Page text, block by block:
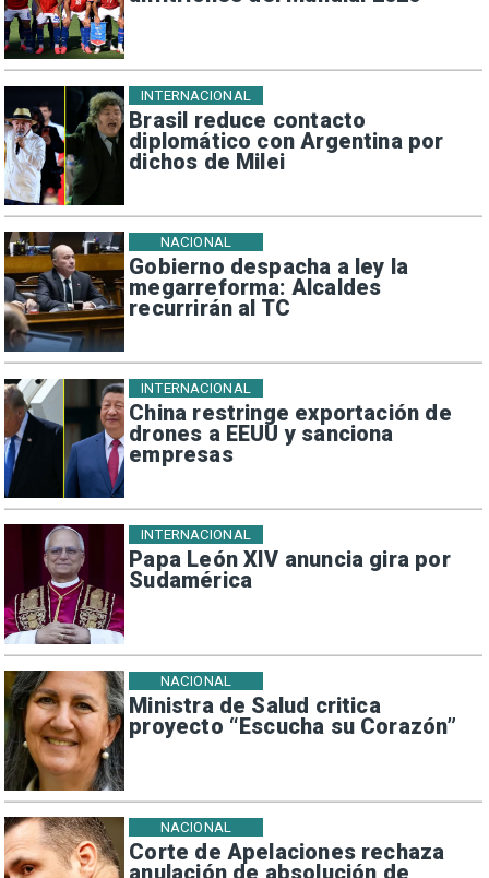
Brasil reduce contacto
diplomático con Argentina por
dichos de Milei
INTERNACIONAL
Gobierno despacha a ley la
megarreforma: Alcaldes
recurrirán al TC
NACIONAL
China restringe exportación de
drones a EEUU y sanciona
empresas
INTERNACIONAL
Papa León XIV anuncia gira por
Sudamérica
INTERNACIONAL
Ministra de Salud critica
proyecto “Escucha su Corazón”
NACIONAL
Corte de Apelaciones rechaza
anulación de absolución de
NACIONAL